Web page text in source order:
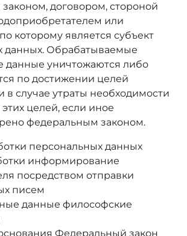
договором, стороной
или
которому является субъект
данных. Обрабатываемые
данные уничтожаются либо
по достижении целей
в случае утраты необходимости
целей, если иное
федеральным законом.
персональных данных
информирование
посредством отправки
писем
данные философские
Федеральный закон